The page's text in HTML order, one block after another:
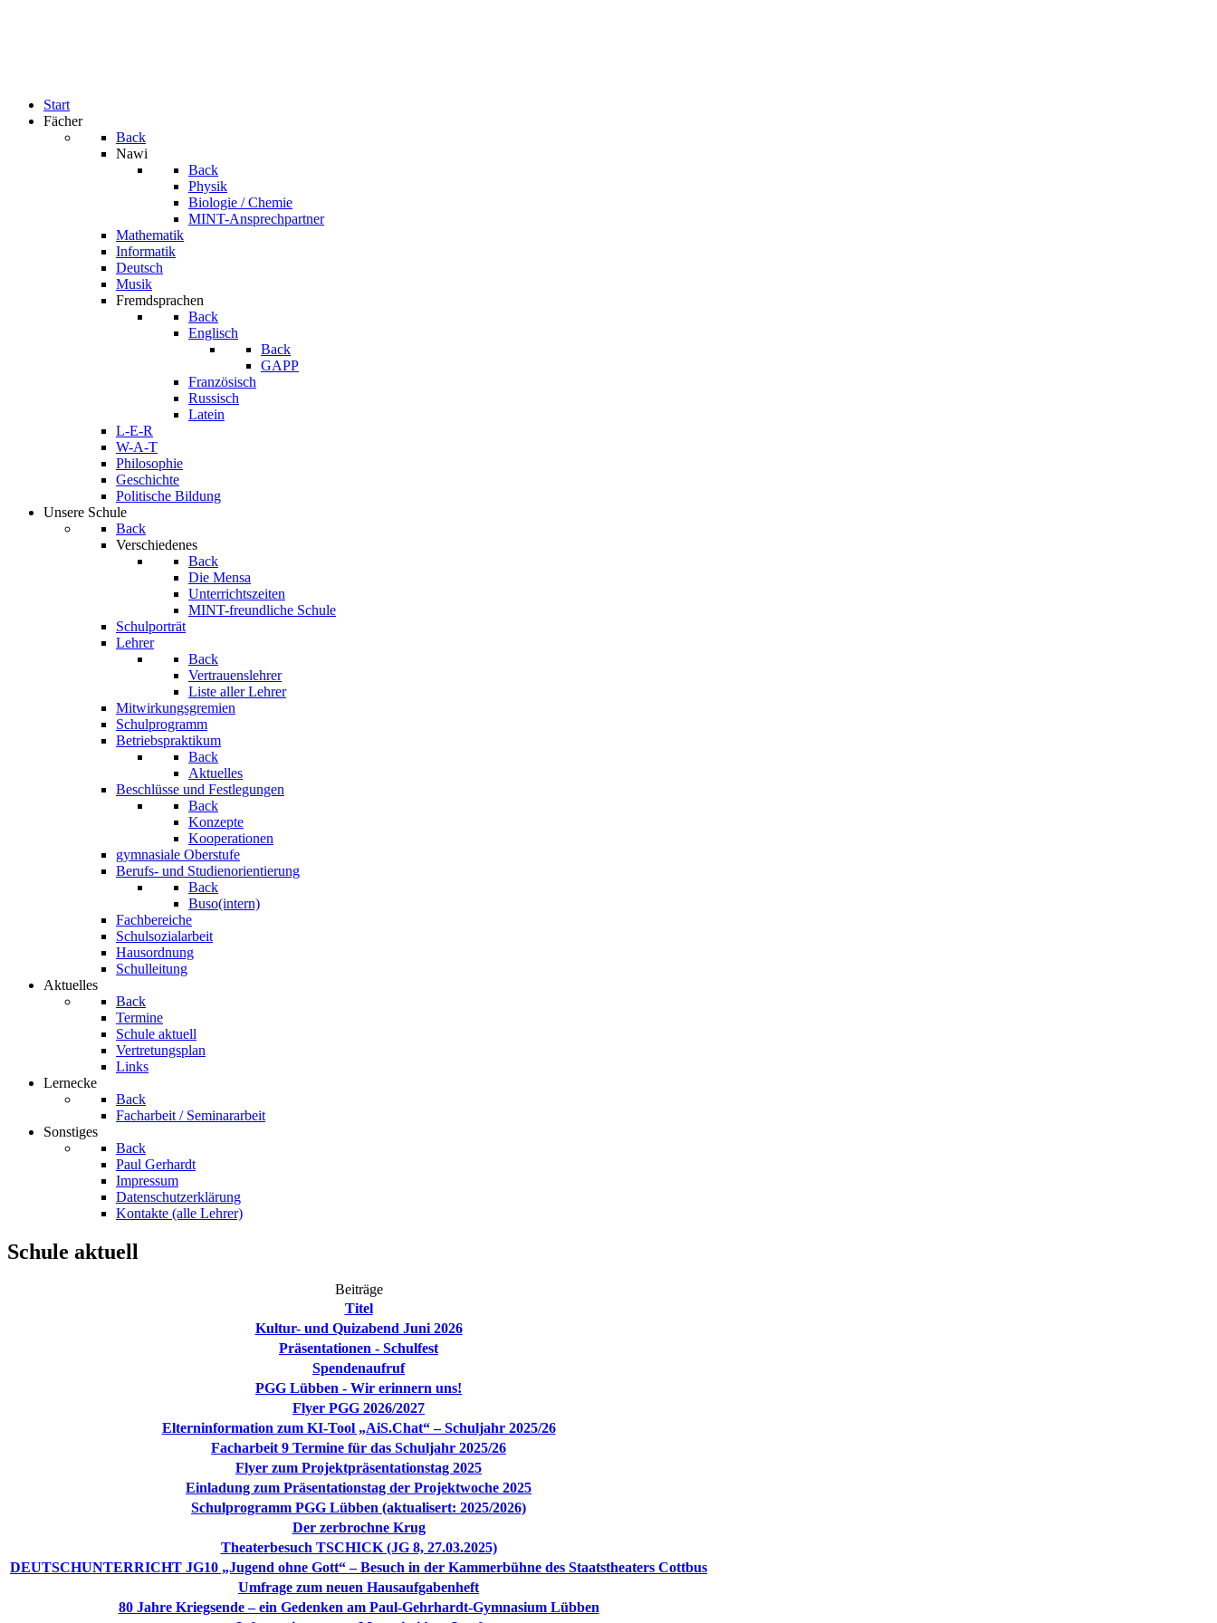
Start
Fächer
Back
Nawi
Back
Physik
Biologie / Chemie
MINT-Ansprechpartner
Mathematik
Informatik
Deutsch
Musik
Fremdsprachen
Back
Englisch
Back
GAPP
Französisch
Russisch
Latein
L-E-R
W-A-T
Philosophie
Geschichte
Politische Bildung
Unsere Schule
Back
Verschiedenes
Back
Die Mensa
Unterrichtszeiten
MINT-freundliche Schule
Schulporträt
Lehrer
Back
Vertrauenslehrer
Liste aller Lehrer
Mitwirkungsgremien
Schulprogramm
Betriebspraktikum
Back
Aktuelles
Beschlüsse und Festlegungen
Back
Konzepte
Kooperationen
gymnasiale Oberstufe
Berufs- und Studienorientierung
Back
Buso(intern)
Fachbereiche
Schulsozialarbeit
Hausordnung
Schulleitung
Aktuelles
Back
Termine
Schule aktuell
Vertretungsplan
Links
Lernecke
Back
Facharbeit / Seminararbeit
Sonstiges
Back
Paul Gerhardt
Impressum
Datenschutzerklärung
Kontakte (alle Lehrer)
Schule aktuell
Beiträge
Titel
Kultur- und Quizabend Juni 2026
Präsentationen - Schulfest
Spendenaufruf
PGG Lübben - Wir erinnern uns!
Flyer PGG 2026/2027
Elterninformation zum KI-Tool „AiS.Chat“ – Schuljahr 2025/26
Facharbeit 9 Termine für das Schuljahr 2025/26
Flyer zum Projektpräsentationstag 2025
Einladung zum Präsentationstag der Projektwoche 2025
Schulprogramm PGG Lübben (aktualisert: 2025/2026)
Der zerbrochne Krug
Theaterbesuch TSCHICK (JG 8, 27.03.2025)
DEUTSCHUNTERRICHT JG10 „Jugend ohne Gott“ – Besuch in der Kammerbühne des Staatstheaters Cottbus
Umfrage zum neuen Hausaufgabenheft
80 Jahre Kriegsende – ein Gedenken am Paul-Gehrhardt-Gymnasium Lübben